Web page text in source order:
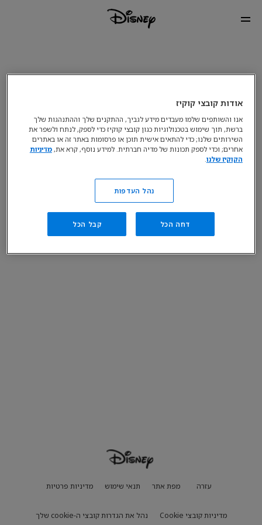
עזרה מפת אתר תנאי שימוש מדיניות פרטיות
מדיניות קובצי Cookie נהל את הגדרות קובצי ה-cookie שלך
אודות קובצי קוקיז
אנו והשותפים שלמו מעבדים מידע לגביך, ההתקנים שלך וההתנהגות שלך
ברשת, תוך שימוש בטכנולוגיות כגון קובצי קוקיז כדי לספק, לנתח ולשפר את
השירותים שלנו; כדי להתאים אישית תוכן או פרסומות באתר זה או באתרים
אחרים; וכדי לספק תכונות של מדיה חברתית. למידע נוסף, קרא את,מדיניות
הקוקיז שלנו
נהל העדפות
דחה הכל קבל הכל